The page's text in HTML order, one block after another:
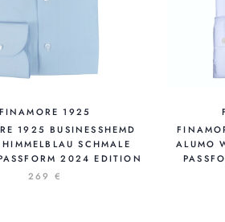
FINAMORE 1925
1925 BUSINESSHEMD
SCHMALE
2024 EDITION
269 €
ALUMO